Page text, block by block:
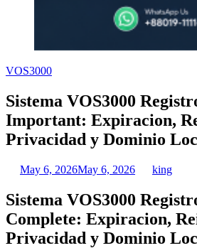
VOS3000
Sistema VOS3000
Important: Expiracion,
Privacidad y Dominio
May 6, 2026May 6, 2026 king
Sistema VOS3000
Complete: Expiracion,
Privacidad y Dominio